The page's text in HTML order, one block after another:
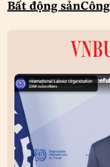
Bất động sản